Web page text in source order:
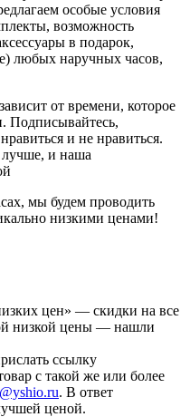
особые условия
возможность
в подарок,
любых наручных часов,
от времени, которое
Подписывайтесь,
и не нравиться.
лучше, и наша
мы будем проводить
низкими ценами!
цен» — скидки на все
низкой цены — нашли
ссылку
с такой же или более
. В ответ
ценой.